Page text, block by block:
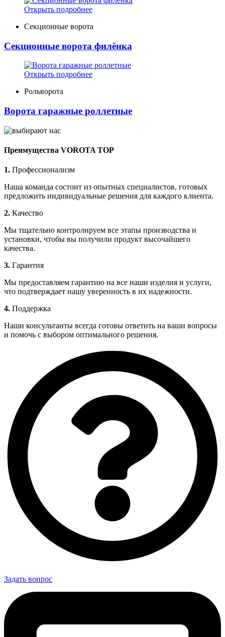
Открыть подробнее
Секционные ворота
Секционные ворота филёнка
Открыть подробнее
Рольворота
Ворота гаражные роллетные
Преимущества VOROTA TOP
1. Профессионализм
Наша команда состоит из опытных специалистов, готовых
предложить индивидуальные решения для каждого клиента.
2. Качество
Мы тщательно контролируем все этапы производства и
установки, чтобы вы получили продукт высочайшего
качества.
3. Гарантия
Мы предоставляем гарантию на все наши изделия и услуги,
что подтверждает нашу уверенность в их надежности.
4. Поддержка
Наши консультанты всегда готовы ответить на ваши вопросы
и помочь с выбором оптимального решения.
Задать вопрос